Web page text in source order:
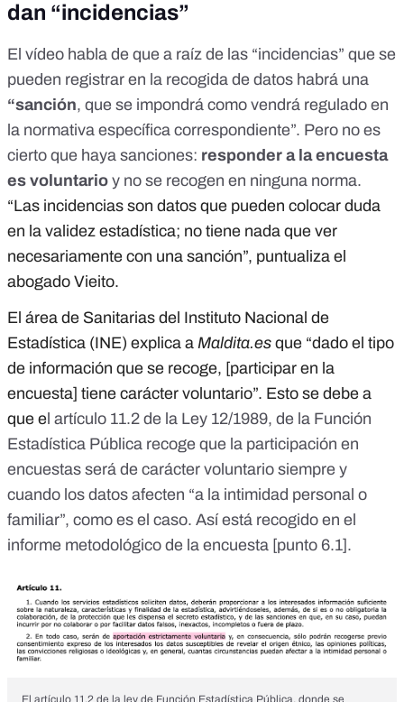
dan “incidencias”
El vídeo habla de que a raíz de las “incidencias” que se
pueden registrar en la recogida de datos habrá una
“sanción, que se impondrá como vendrá regulado en
la normativa específica correspondiente”. Pero no es
cierto que haya sanciones: responder a la encuesta
es voluntario y no se recogen en ninguna norma.
“Las incidencias son datos que pueden colocar duda
en la validez estadística; no tiene nada que ver
necesariamente con una sanción”, puntualiza el
abogado Vieito.
El área de Sanitarias del Instituto Nacional de
Estadística (INE) explica a Maldita.es que “dado el tipo
de información que se recoge, [participar en la
encuesta] tiene carácter voluntario”. Esto se debe a
que e l artículo 11.2 de la Ley 12/1989, de la Función
Estadística Pública recoge que la participación en
encuestas será de carácter voluntario siempre y
cuando los datos afecten “a la intimidad personal o
familiar”, como es el caso. Así está recogido en el
informe metodológico de la encuesta [punto 6.1].
El artículo 11.2 de la ley de Función Estadística Pública, donde se